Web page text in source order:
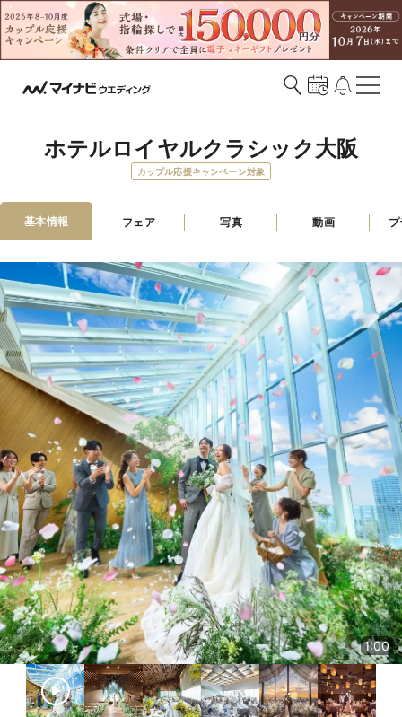
ホテルロイヤルクラシック大阪
カップル応援キャンペーン対象
基本情報 フェア 写真 動画
1:00